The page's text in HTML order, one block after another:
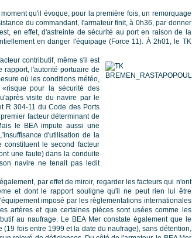
qu'il évoque, pour la première fois, un remorquage
du commandant, l'armateur finit, à 0h36, par donner
en effet, d'astreinte de sécurité au port en raison de la
en danger l'équipage (Force 11). À 2h01, le TK
contributif, même s'il est
rapport, l'autorité portuaire de
où les conditions météo,
pour la sécurité des
visite du navire par le
R 304-11 du Code des Ports
facteur déterminant de
le BEA impute aussi une
d'utilisation de la
le second facteur
une faute) dans la conduite
navire ne tenait pas ledit
par effet de miroir, regarder les facteurs qui n'ont
et dont le rapport souligne qu'il ne peut rien lui être
imposé par les règlementations internationales
artères et que certaines pièces sont usées comme les
au naufrage. Le BEA Mer constate également que le
fois entre 1999 et la date du naufrage), sans détention,